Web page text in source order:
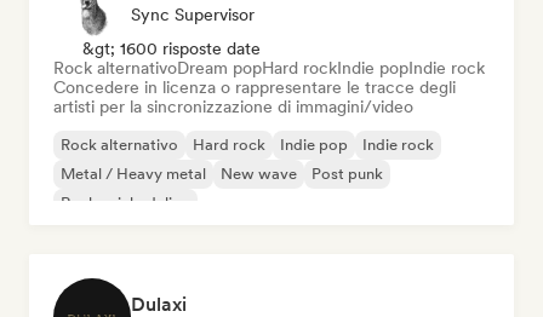
Sync Supervisor
&gt; 1600 risposte date
Rock alternativoDream popHard rockIndie popIndie rock
Concedere in licenza o rappresentare le tracce degli
artisti per la sincronizzazione di immagini/video
Rock alternativo Hard rock Indie pop
Indie rock
Metal / Heavy metal
New wave
Post punk
Rock psichedelico
Dulaxi